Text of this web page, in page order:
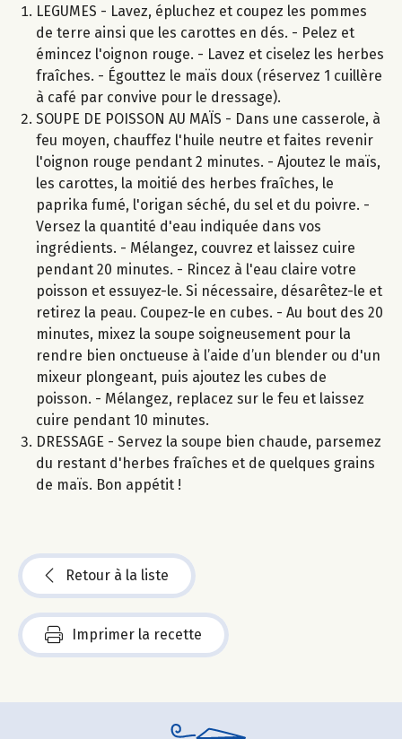
LEGUMES - Lavez, épluchez et coupez les pommes
de terre ainsi que les carottes en dés. - Pelez et
émincez l'oignon rouge. - Lavez et ciselez les herbes
fraîches. - Égouttez le maïs doux (réservez 1 cuillère
à café par convive pour le dressage).
SOUPE DE POISSON AU MAÏS - Dans une casserole, à
feu moyen, chauffez l'huile neutre et faites revenir
l'oignon rouge pendant 2 minutes. - Ajoutez le maïs,
les carottes, la moitié des herbes fraîches, le
paprika fumé, l'origan séché, du sel et du poivre. -
Versez la quantité d'eau indiquée dans vos
ingrédients. - Mélangez, couvrez et laissez cuire
pendant 20 minutes. - Rincez à l'eau claire votre
poisson et essuyez-le. Si nécessaire, désarêtez-le et
retirez la peau. Coupez-le en cubes. - Au bout des 20
minutes, mixez la soupe soigneusement pour la
rendre bien onctueuse à l’aide d’un blender ou d'un
mixeur plongeant, puis ajoutez les cubes de
poisson. - Mélangez, replacez sur le feu et laissez
cuire pendant 10 minutes.
DRESSAGE - Servez la soupe bien chaude, parsemez
du restant d'herbes fraîches et de quelques grains
de maïs. Bon appétit !
Retour à la liste
Imprimer la recette